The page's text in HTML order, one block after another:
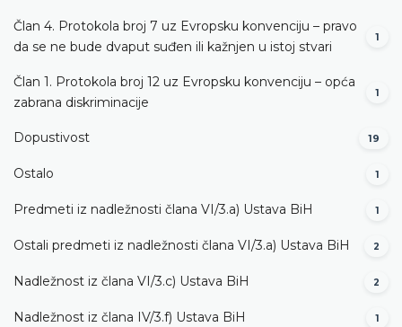
Član 4. Protokola broj 7 uz Evropsku konvenciju – pravo
da se ne bude dvaput suđen ili kažnjen u istoj stvari
1
Član 1. Protokola broj 12 uz Evropsku konvenciju – opća
zabrana diskriminacije
1
Dopustivost 19
Ostalo 1
Predmeti iz nadležnosti člana VI/3.а) Ustava BiH 1
Ostali predmeti iz nadležnosti člana VI/3.а) Ustava BiH 2
Nadležnost iz člana VI/3.c) Ustava BiH 2
Nadležnost iz člana IV/3.f) Ustava BiH 1